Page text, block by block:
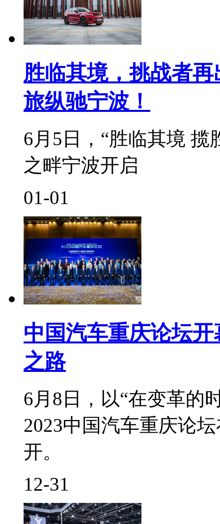
胜临其境，挑战者
旅纵驰宁波！
6月5日，“胜临其境 揽
之畔宁波开启
01-01
中国汽车重庆论坛
之路
6月8日，以“在变革的
2023中国汽车重庆论
开。
12-31